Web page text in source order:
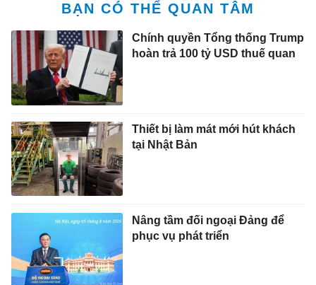
BẠN CÓ THỂ QUAN TÂM
Chính quyền Tổng thống Trump
hoàn trả 100 tỷ USD thuế quan
Thiết bị làm mát mới hút khách
tại Nhật Bản
Nâng tầm đối ngoại Đảng để
phục vụ phát triển